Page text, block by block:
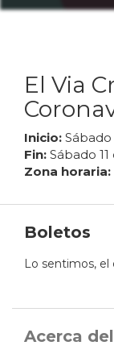
El Via
Inicio: Sábado
Fin: Sábado 11
Zona horaria:
Boletos
Lo sentimos,
Acerca